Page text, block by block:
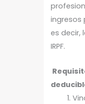
ingresos
es decir,
IRPF.